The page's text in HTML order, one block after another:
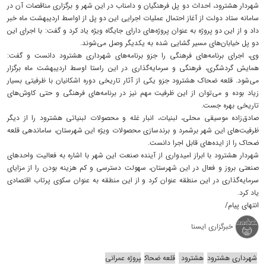
شهردار هشترود، احداث دو پل فرهنگیان و دامناب در این شهر و برگزاری مناقصات آن در
سامانه ستاد دولت از آغاز احتمال عملیات اجرایی این دو پل از اواسط اردیبهشت ماه خبر
داد و از این دو پروژه به عنوان پروژه‌های دارای جایگاه ویژه یاد کرد و گفت: با اجرای این
دو پل خیابان‌های مسیر گشایی شده به یکدیگر وصل می‌شوند.
وی، اجرای برنامه‌های فرهنگی را جزو برنامه‌های شهرداری هشترود دانست و گفت:
همایش گردشگری، فرهنگی و سرمایه‌گذاری در این راستا اوسط اردیبهشت ماه برگزار
می‌شود. قلعه ضحاک هشترود جزو یکی از آثار تاریخی دوره اشکانیان با ظرفیتی بسیار
زیاد بوده و می‌توان از این ظرفیت مهم نیز در برنامه‌های فرهنگی و حتی کاوش‌های
تاریخی بهره جست.
صادق‌زاده موسیقی محلی، لبنیات، انبار غله و محصولات لبنیاتی هشترود را از دیگر
ظرفیت‌های این شهر برشمرد و برندسازی محصولات ویژه این شهرستان، ساماندهی قلعه
ضحاک ‌را از ایده‌های قابل اجرا دانست.
شهردار هشترود با ابراز امیدواری از آینده صنعت این شهر با اشاره به فعالیت واحدهای
صنعتی بروز و فعال در این شهرستان، سهولت دسترسی و کم هزینه بودن را از مزایای
سرمایه‌گذاری در این منطقه عنوان کرد و از این منطقه به عنوان سکوی پرتاب اقتصادی
یاد کرد.
انتهای پیام/
خبرگزاری ایسنا
شهرداری هشترود هشترود قلعه ضحاک پروژه عمرانی